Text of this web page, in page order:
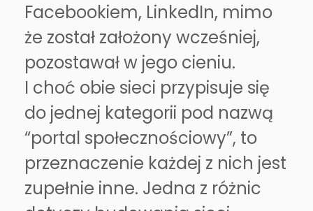
Facebookiem, LinkedIn, mimo
że został założony wcześniej,
pozostawał w jego cieniu.
I choć obie sieci przypisuje się
do jednej kategorii pod nazwą
“portal społecznościowy”, to
przeznaczenie każdej z nich jest
zupełnie inne. Jedna z różnic